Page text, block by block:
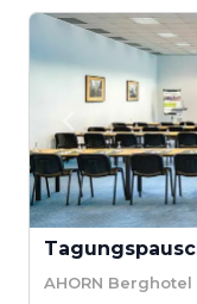
AHORN